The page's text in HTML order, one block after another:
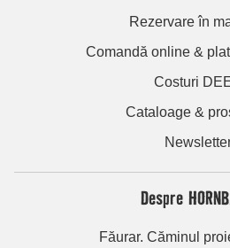
Rezervare în
Comandă online &
Costuri
Cataloage &
Despre
Făurar. Căminul